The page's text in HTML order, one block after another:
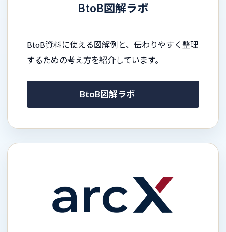
BtoB図解ラボ
BtoB資料に使える図解例と、伝わりやすく整理
するための考え方を紹介しています。
BtoB図解ラボ